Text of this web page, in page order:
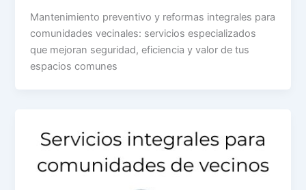
Mantenimiento preventivo y reformas integrales para
comunidades vecinales: servicios especializados
que mejoran seguridad, eficiencia y valor de tus
espacios comunes